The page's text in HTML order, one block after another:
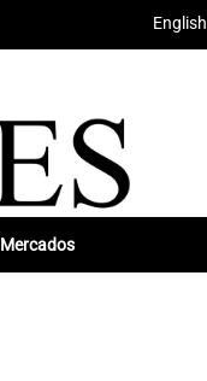
English
Mercados